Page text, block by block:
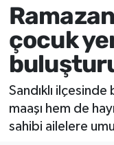
çocuk
Sandıklı
maaşı hem de
sahibi ailelere
Sağlık
Eğitim
Sivil Toplum
Ekonomi